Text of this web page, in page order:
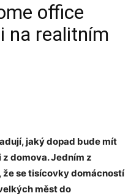
office
na realitním
jaký dopad bude mít
domova. Jedním z
se tisícovky domácností
měst do